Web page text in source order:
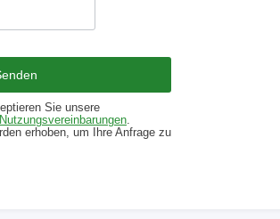
Sie unsere
Nutzungsvereinbarungen.
erhoben, um Ihre Anfrage zu